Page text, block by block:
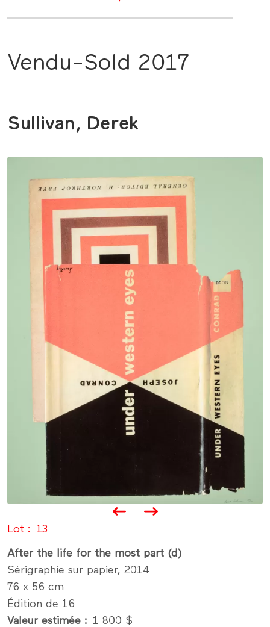
Vendu-Sold 2017
Sullivan, Derek
Lot 13
After the life for the most part (d)
Sérigraphie sur papier, 2014
76 x 56 cm
Édition de 16
Valeur estimée
1 800 $